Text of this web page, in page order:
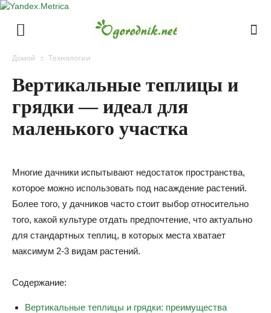
Домой Технологии
Вертикальные теплицы и
грядки — идеал для
маленького участка
Многие дачники испытывают недостаток пространства,
которое можно использовать под насаждение растений.
Более того, у дачников часто стоит выбор относительно
того, какой культуре отдать предпочтение, что актуально
для стандартных теплиц, в которых места хватает
максимум 2-3 видам растений.
Содержание:
Вертикальные теплицы и грядки: преимущества